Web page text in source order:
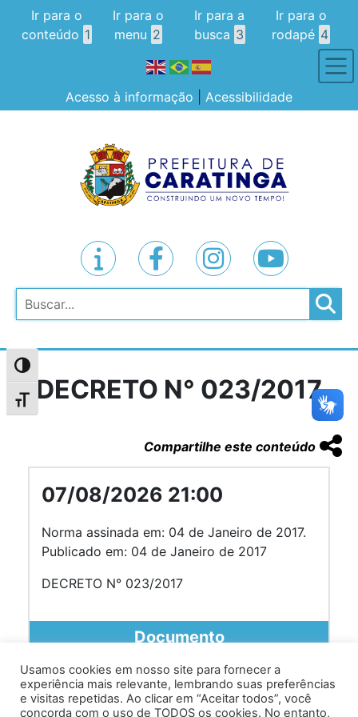
Alternar alto contraste
Alternar tamanho da fonte
Ir para o
conteúdo 1
Ir para o
menu 2
Ir para a
busca 3
Ir para o
rodapé 4
Acesso à informação Acessibilidade
Pesquisar
DECRETO N° 023/2017
Compartilhe este conteúdo
07/08/2026 21:00
Norma assinada em: 04 de Janeiro de 2017.
Publicado em: 04 de Janeiro de 2017
DECRETO N° 023/2017
Documento
Usamos cookies em nosso site para fornecer a
experiência mais relevante, lembrando suas preferências
e visitas repetidas. Ao clicar em “Aceitar todos”, você
concorda com o uso de TODOS os cookies. No entanto,